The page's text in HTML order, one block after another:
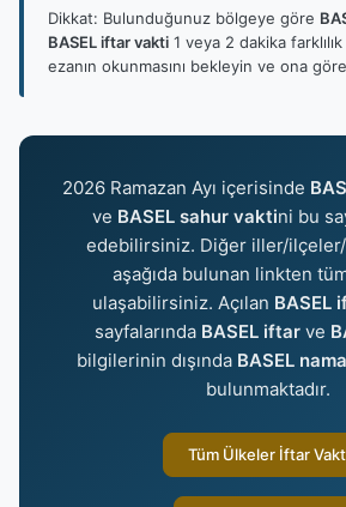
Dikkat: Bulunduğunuz bölgeye göre
BASEL iftar vakti 1 veya 2 dakika
ezanın okunmasını bekleyin ve ona
2026 Ramazan Ayı içerisinde
ve BASEL sahur vaktini bu
edebilirsiniz. Diğer iller/
aşağıda bulunan linkten
ulaşabilirsiniz. Açılan BASEL
sayfalarında BASEL iftar ve
bilgilerinin dışında BASEL
bulunmaktadır.
Tüm Ülkeler İftar